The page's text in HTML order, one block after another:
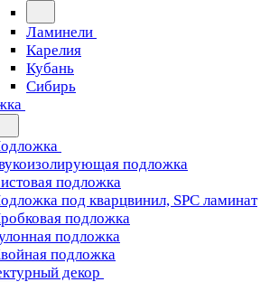
Ламинели
Карелия
Кубань
Сибирь
подложка
подложка
под кварцвинил, SPC ламинат
подложка
подложка
подложка
декор